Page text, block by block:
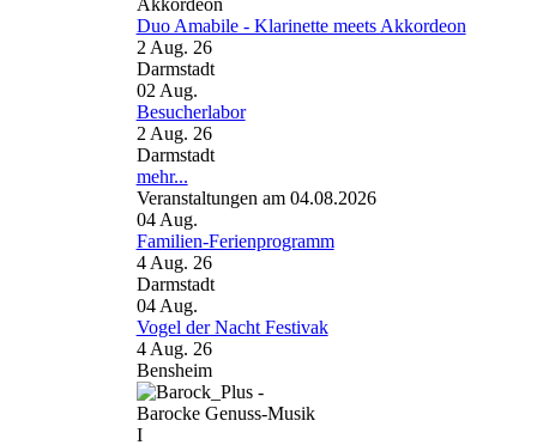
Duo Amabile - Klarinette meets Akkordeon
2 Aug. 26
Darmstadt
02 Aug.
Besucherlabor
2 Aug. 26
Darmstadt
mehr...
Veranstaltungen am 04.08.2026
04 Aug.
Familien-Ferienprogramm
4 Aug. 26
Darmstadt
04 Aug.
Vogel der Nacht Festivak
4 Aug. 26
Bensheim